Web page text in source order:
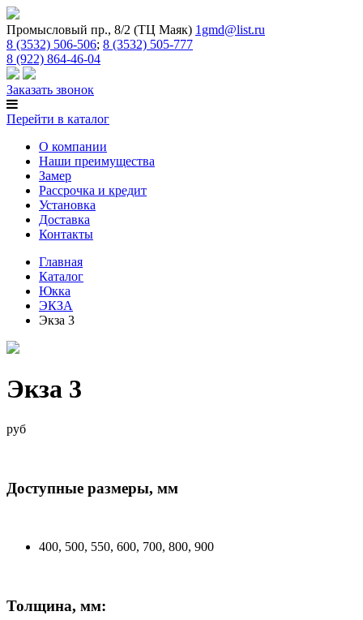
Промысловый пр., 8/2 (ТЦ Маяк) 1gmd@list.ru
8 (3532) 506-506; 8 (3532) 505-777
8 (922) 864-46-04
Заказать звонок
Перейти в каталог
О компании
Наши преимущества
Замер
Рассрочка и кредит
Установка
Доставка
Контакты
Главная
Каталог
Юкка
ЭКЗА
Экза 3
Экза 3
руб
Доступные размеры, мм
400, 500, 550, 600, 700, 800, 900
Толщина, мм: